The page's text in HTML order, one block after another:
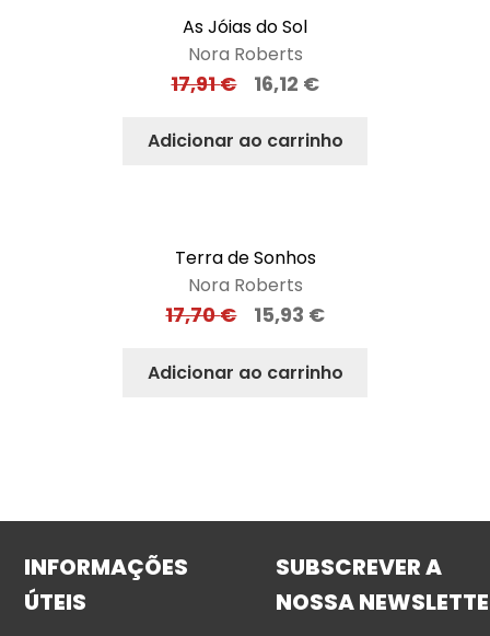
As Jóias do Sol
Nora Roberts
17,91€ 16,12 €
Adicionar ao carrinho
Terra de Sonhos
Nora Roberts
17,70€ 15,93 €
Adicionar ao carrinho
INFORMAÇÕES
ÚTEIS
SUBSCREVER A
NOSSA